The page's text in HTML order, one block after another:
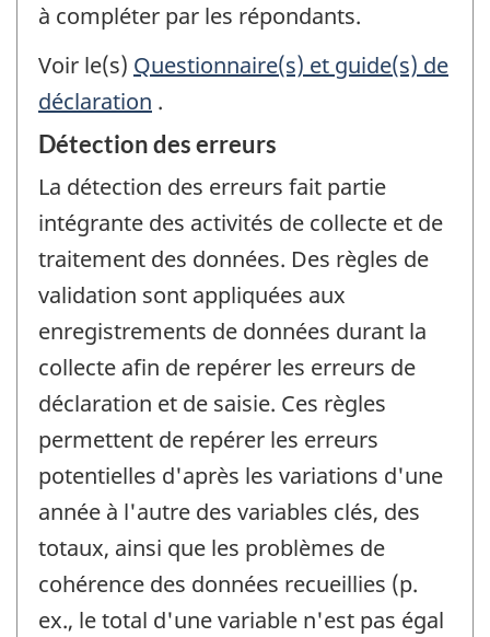
à compléter par les répondants.
Voir le(s) Questionnaire(s) et guide(s) de
déclaration .
Détection des erreurs
La détection des erreurs fait partie
intégrante des activités de collecte et de
traitement des données. Des règles de
validation sont appliquées aux
enregistrements de données durant la
collecte afin de repérer les erreurs de
déclaration et de saisie. Ces règles
permettent de repérer les erreurs
potentielles d'après les variations d'une
année à l'autre des variables clés, des
totaux, ainsi que les problèmes de
cohérence des données recueillies (p.
ex., le total d'une variable n'est pas égal